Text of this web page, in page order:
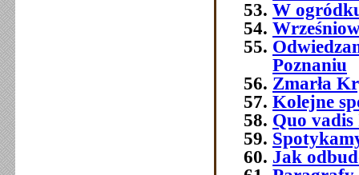
W
Poznaniu
Zmarła
Kolejne
Quo vadis
Jak